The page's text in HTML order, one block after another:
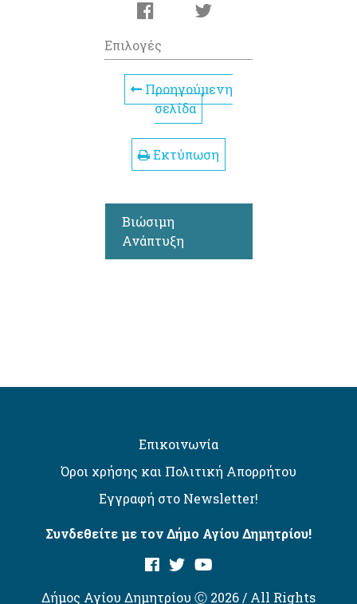
Επιλογές
Προηγούμενη
σελίδα
Εκτύπωση
Βιώσιμη
Ανάπτυξη
Επικοινωνία
Όροι χρήσης και Πολιτική Απορρήτου
Εγγραφή στο Newsletter!
Συνδεθείτε με τον Δήμο Αγίου Δημητρίου!
Δήμος Αγίου Δημητρίου Ⓒ 2026 / All Rights